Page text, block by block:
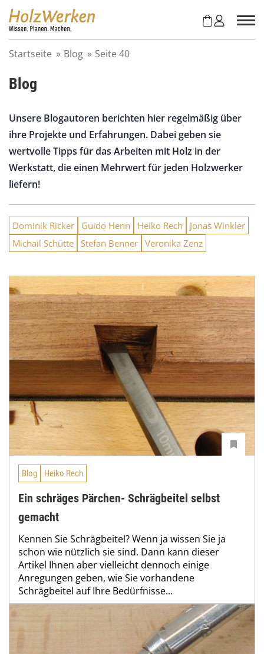
Startseite » Blog » Seite 40
Blog
Unsere Blogautoren berichten hier regelmäßig über
ihre Projekte und Erfahrungen. Dabei geben sie
wertvolle Tipps für das Arbeiten mit Holz in der
Werkstatt, die einen Mehrwert für jeden Holzwerker
liefern!
Dominik Ricker Guido Henn Heiko Rech
Jonas Winkler
Michail Schütte Stefan Benner Veronika Zenz
Blog Heiko Rech
Ein schräges Pärchen- Schrägbeitel selbst
gemacht
Kennen Sie Schrägbeitel? Wenn ja wissen Sie ja
schon wie nützlich sie sind. Dann kann dieser
Artikel Ihnen aber vielleicht dennoch einige
Anregungen geben, wie Sie vorhandene
Schrägbeitel auf Ihre Bedürfnisse...